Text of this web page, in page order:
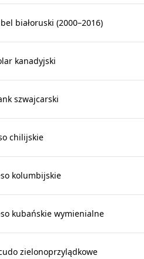
białoruski (2000–2016)
kanadyjski
szwajcarski
chilijskie
kolumbijskie
kubańskie wymienialne
zielonoprzylądkowe